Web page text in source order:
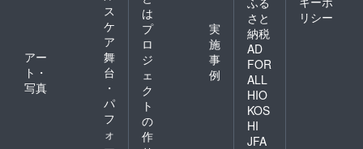
ス
ケ
ア
アー
ト・
写真
舞
台
・
パ
フ
ォ
は
プ
ロ
ジ
ェ
ク
ト
の
作
実
施
事
例
さと
納税
AD
FOR
ALL
HIO
KOS
HI
JFA
リシー